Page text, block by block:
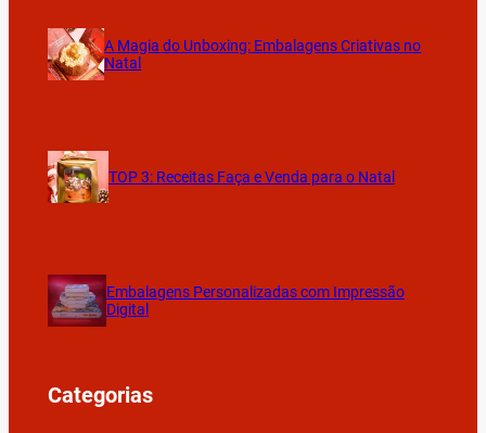
A Magia do Unboxing: Embalagens Criativas no
Natal
TOP 3: Receitas Faça e Venda para o Natal
Embalagens Personalizadas com Impressão
Digital
Categorias